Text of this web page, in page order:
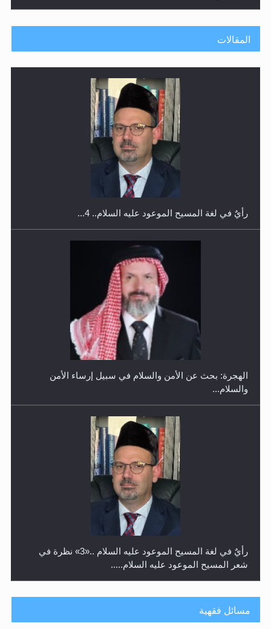
اليوم الوطني الرياضي لمجلس أنصار الله في هولندا
إتمام حفظ القرآن الكريم لثلاثة طلاب من مدرسة الحفظ في
المقالات
رأيٌ في لغة المسيح الموعود عليه السلام.. 4...
الهجرة: بحث عن الأمن والسلام في سبيل إرساء الأمن
والسلام...
رأيٌ في لغة المسيح الموعود عليه السلام ..«3» نظرة في
شعر المسيح الموعود عليه السلام.....
مسائل فقهية